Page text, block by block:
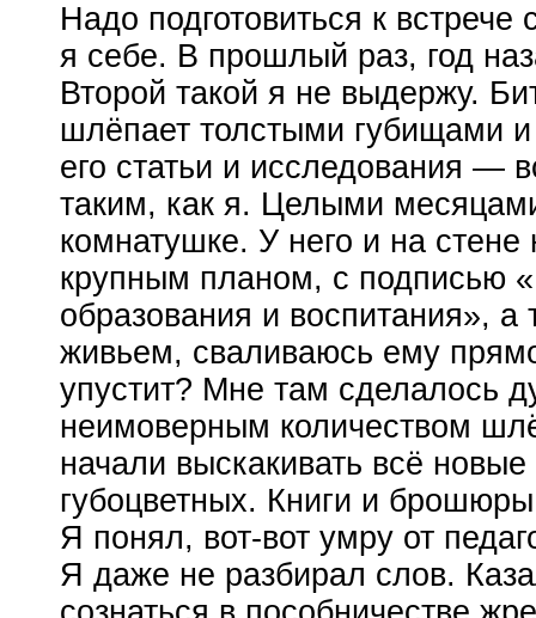
Надо подготовиться к
я себе. В прошлый раз, год
Второй такой я не выдержу.
шлёпает толстыми губищами
его статьи и исследования —
таким, как я. Целыми
комнатушке. У него и на
крупным планом, с подписью
образования и воспитания»,
живьем, сваливаюсь ему
упустит? Мне там сделалось
неимоверным количеством
начали выскакивать всё
губоцветных. Книги и
Я понял, вот-вот умру от
Я даже не разбирал слов.